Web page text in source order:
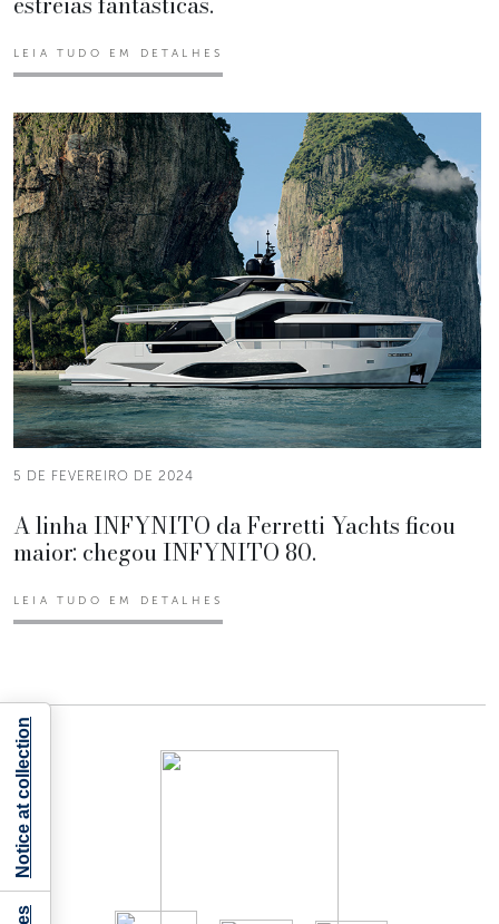
LEIA TUDO EM DETALHES
5 DE FEVEREIRO DE 2024
A linha INFYNITO da Ferretti Yachts ficou
maior: chegou INFYNITO 80.
LEIA TUDO EM DETALHES
Notice at collection